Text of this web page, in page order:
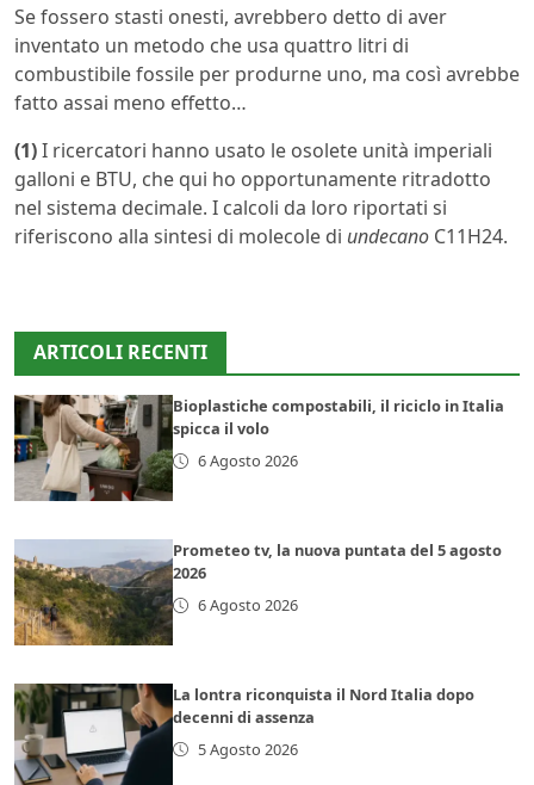
Se fossero stasti onesti, avrebbero detto di aver
inventato un metodo che usa quattro litri di
combustibile fossile per produrne uno, ma così avrebbe
fatto assai meno effetto…
(1)I ricercatori hanno usato le osolete unità imperiali
galloni e BTU, che qui ho opportunamente ritradotto
nel sistema decimale. I calcoli da loro riportati si
riferiscono alla sintesi di molecole di undecano C11H24.
ARTICOLI RECENTI
Bioplastiche compostabili, il riciclo in Italia
spicca il volo
6 Agosto 2026
Prometeo tv, la nuova puntata del 5 agosto
2026
6 Agosto 2026
La lontra riconquista il Nord Italia dopo
decenni di assenza
5 Agosto 2026